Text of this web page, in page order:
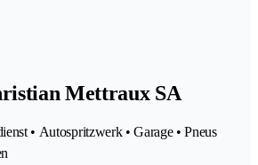
Mettraux SA
• Autospritzwerk • Garage • Pneus